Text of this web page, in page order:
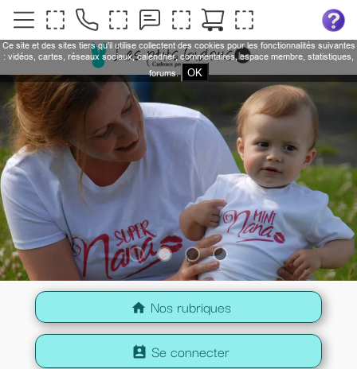
home Nos rubriques
perm_contact_calendar Se connecter
Ce site et des sites tiers qu'il utilise collectent des cookies pour les fonctionnalités suivantes
: vidéos, cartes, réseaux sociaux, calendrier, commentaires, espace membre, statistiques,
forums.
OK